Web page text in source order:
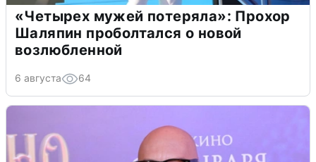
«Четырех мужей потеряла»: Прохор
Шаляпин проболтался о новой
возлюбленной
6 августа 64